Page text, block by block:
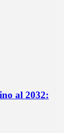
al 2032: